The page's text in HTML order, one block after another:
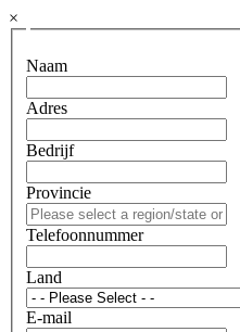
×
Naam
Adres
Bedrijf
Provincie
Telefoonnummer
Land
E-mail